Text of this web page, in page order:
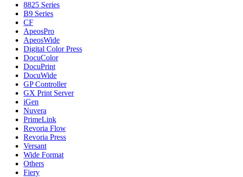
8825 Series
B9 Series
CF
ApeosPro
ApeosWide
Digital Color Press
DocuColor
DocuPrint
DocuWide
GP Controller
GX Print Server
iGen
Nuvera
PrimeLink
Revoria Flow
Revoria Press
Versant
Wide Format
Others
Fiery